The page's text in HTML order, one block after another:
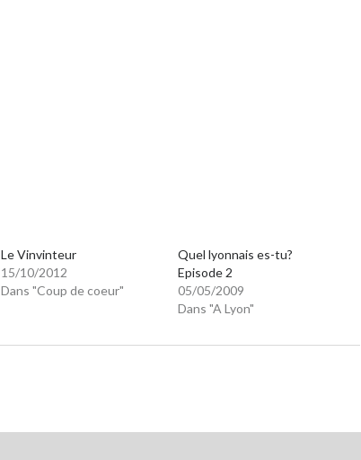
Le Vinvinteur
15/10/2012
Dans "Coup de coeur"
Quel lyonnais es-tu?
Episode 2
05/05/2009
Dans "A Lyon"